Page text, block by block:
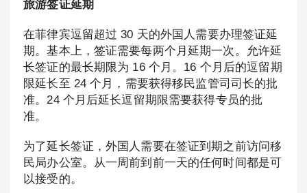
旅游签证延期
在菲律宾逗留超过 30 天的外国人需要办理签证延
期。基本上，签证需要每两个月延期一次。允许延
长签证的最长期限为 16 个月。16 个月后的逗留期
限延长至 24 个月，需要获得移民监管司司长的批
准。24 个月后延长逗留期限需要获得专员的批
准。
为了延长签证，外国人需要在签证到期之前访问移
民局办公室。从一周前到前一天的任何时间都是可
以接受的。